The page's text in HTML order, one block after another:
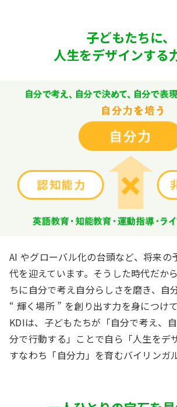
子どもたちに、
人生をデザインする
AI やグローバル化の台頭など、将来の
代を迎えています。そうした時代だか
ちに自分で考え自分らしさを磨き、自
“ 輝く場所 ” を創り出す力を身につけ
KDIは、子どもたちが「自分で考え、
分で行動する」ことで自ら「人生をデ
すなわち「自分力」を育むバイリンガ